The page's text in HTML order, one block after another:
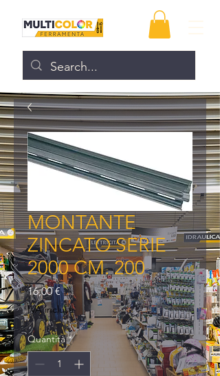
MONTANTE
ZINCATO SERIE
2000 CM. 200
16,00 €Prezzo
IVA inclusa
Quantità *